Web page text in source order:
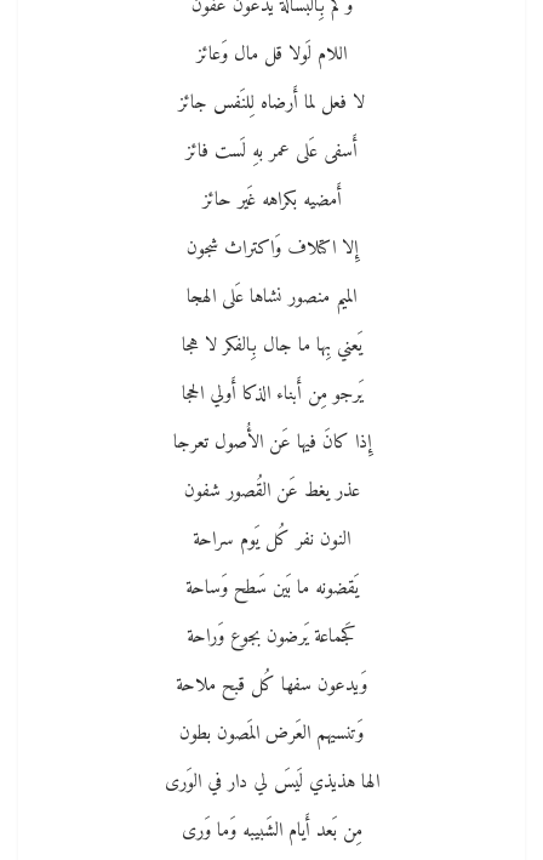
اللام لَولا قل مال وَعائز
لا فعل لما أَرضاه لِلنَفس جائز
أَسفى عَلى عمر بهِ لَست فائز
أَمضيه بكراهه غَير حائز
إِلا اكتلاف وَاكتراث شجون
الميم منصور نشاها عَلى الهجا
يَعني بِها ما جال بِالفكر لا هجا
يَرجو مِن أَبناء الذكا أَولي الحجا
إِذا كانَ فيها عَن الأُصول تعرجا
عذر يغط عَن القُصور شفون
النون نفر كُل يَوم سراحة
يَقضونه ما بَين سَطح وَساحة
كَجماعة يَرضون بجوع وَراحة
وَيدعون سفها كُل قبح ملاحة
وَتنسيهم العَرض المَصون بطون
الها هذيذي لَيسَ لي دار في الوَرى
مِن بَعد أَيام الشَبيبه وَما وَرى